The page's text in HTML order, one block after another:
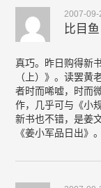
2007-09-
比目鱼
真巧。昨日购得新
（上）》。读罢黄
者时而唏嘘，时而
作，几乎可与《小
新书也不错，是姜
《姜小军品日出》。